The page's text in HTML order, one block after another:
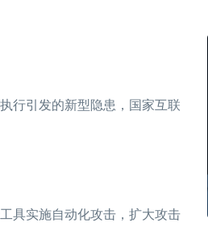
行引发的新型隐患，国家互联
具实施自动化攻击，扩大攻击